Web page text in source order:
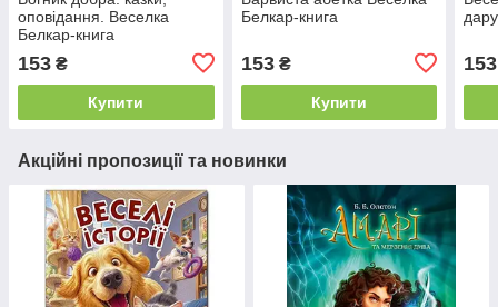
оповідання. Веселка
Белкар-книга
153 ₴
Купити
Белкар-книга
153₴
Купити
153
Акційні пропозиції та новинки